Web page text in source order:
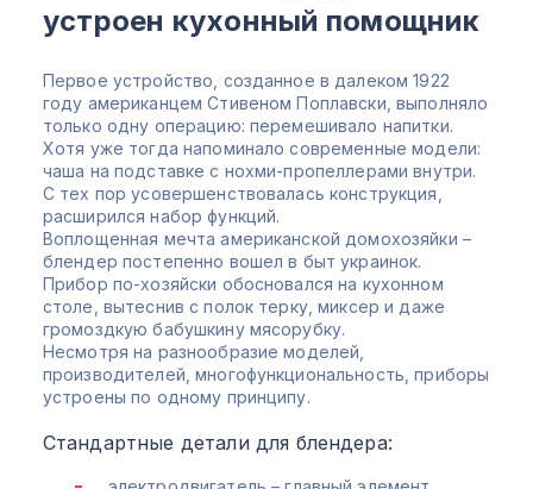
устроен кухонный помощник
Первое устройство, созданное в далеком 1922
году американцем Стивеном Поплавски, выполняло
только одну операцию: перемешивало напитки.
Хотя уже тогда напоминало современные модели:
чаша на подставке с нохми-пропеллерами внутри.
С тех пор усовершенствовалась конструкция,
расширился набор функций.
Воплощенная мечта американской домохозяйки –
блендер постепенно вошел в быт украинок.
Прибор по-хозяйски обосновался на кухонном
столе, вытеснив с полок терку, миксер и даже
громоздкую бабушкину мясорубку.
Несмотря на разнообразие моделей,
производителей, многофункциональность, приборы
устроены по одному принципу.
Стандартные детали для блендера: